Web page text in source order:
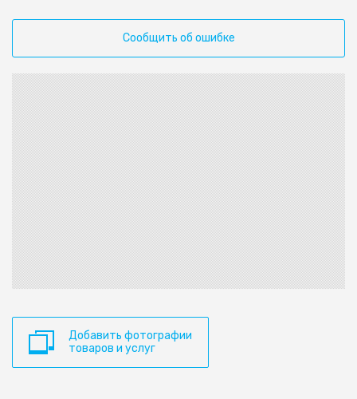
Сообщить об ошибке
Добавить фотографии
товаров и услуг